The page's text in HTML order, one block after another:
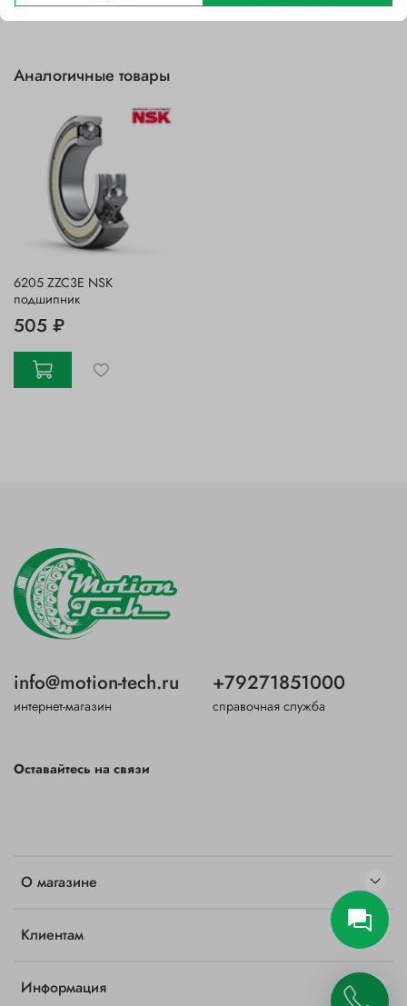
Аналогичные товары
6205 ZZC3E NSK
подшипник
505 ₽
О магазине
Клиентам
Информация
info@motion-tech.ru
интернет-магазин
+79271851000
справочная служба
Оставайтесь на связи